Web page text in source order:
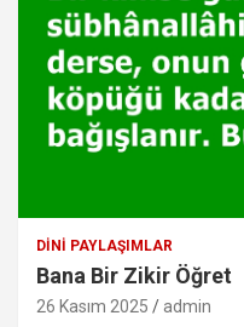
DINI PAYLAŞIMLAR
Bana Bir Zikir Öğret
26 Kasım 2025 admin